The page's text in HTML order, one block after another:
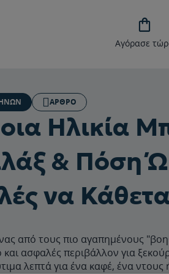

Αγόρασε
ΆΡΘΡΟ
Ηλικία
& Πόση
να
από τους πιο αγαπημένους
ασφαλές περιβάλλον για
λεπτά για ένα καφέ, ένα